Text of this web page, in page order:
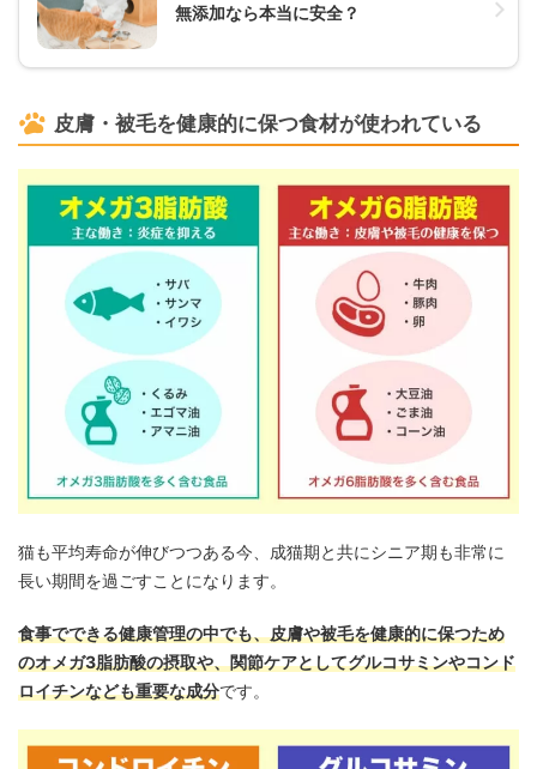
無添加なら本当に安全？
皮膚・被毛を健康的に保つ食材が使われている
猫も平均寿命が伸びつつある今、成猫期と共にシニア期も非常に
長い期間を過ごすことになります。
食事でできる健康管理の中でも、皮膚や被毛を健康的に保つため
のオメガ3脂肪酸の摂取や、関節ケアとしてグルコサミンやコンド
ロイチンなども重要な成分です。